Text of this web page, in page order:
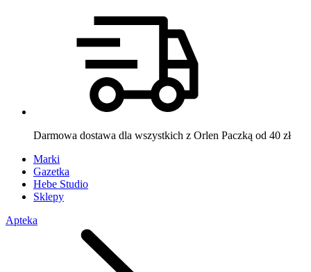
Darmowa dostawa dla wszystkich z Orlen Paczką od 40 zł
Marki
Gazetka
Hebe Studio
Sklepy
Apteka